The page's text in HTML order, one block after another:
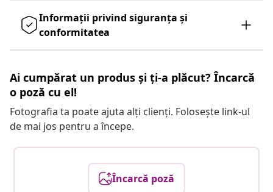
Informații privind siguranța și
conformitatea
Ai cumpărat un produs și ți-a plăcut? Încarcă
o poză cu el!
Fotografia ta poate ajuta alți clienți. Folosește link-ul
de mai jos pentru a începe.
Încarcă poză